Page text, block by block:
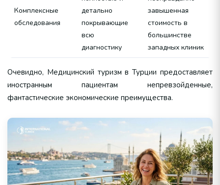
Комплексные
обследования
детально
покрывающие
всю
диагностику
завышенная
стоимость в
большинстве
западных клиник
Очевидно, Медицинский туризм в Турции предоставляет
иностранным пациентам непревзойденные,
фантастические экономические преимущества.